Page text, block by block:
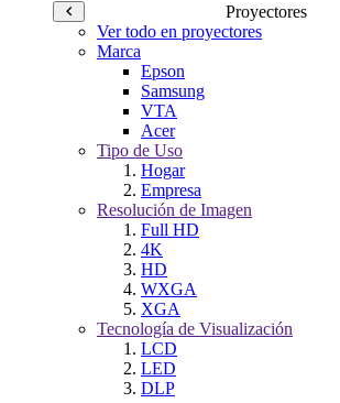
Proyectores
Ver todo en proyectores
Marca
Epson
Samsung
VTA
Acer
Tipo de Uso
Hogar
Empresa
Resolución de Imagen
Full HD
4K
HD
WXGA
XGA
Tecnología de Visualización
LCD
LED
DLP